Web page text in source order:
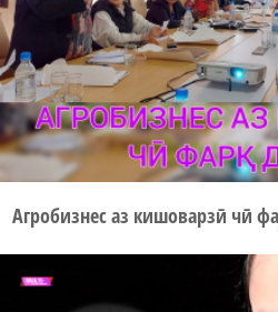
Агробизнес аз кишоварзӣ чӣ